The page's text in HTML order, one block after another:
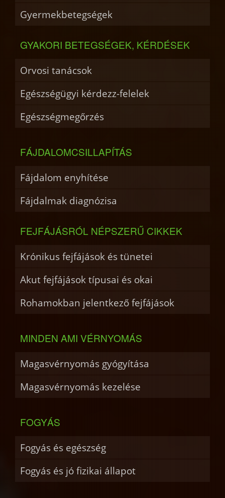
Gyermekbetegségek
GYAKORI BETEGSÉGEK, KÉRDÉSEK
Orvosi tanácsok
Egészségügyi kérdezz-felelek
Egészségmegőrzés
FÁJDALOMCSILLAPÍTÁS
Fájdalom enyhítése
Fájdalmak diagnózisa
FEJFÁJÁSRÓL NÉPSZERŰ CIKKEK
Krónikus fejfájások és tünetei
Akut fejfájások típusai és okai
Rohamokban jelentkező fejfájások
MINDEN AMI VÉRNYOMÁS
Magasvérnyomás gyógyítása
Magasvérnyomás kezelése
FOGYÁS
Fogyás és egészség
Fogyás és jó fizikai állapot